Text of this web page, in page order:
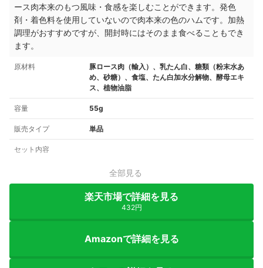
ース肉本来のもつ風味・食感を楽しむことができます。 発色
剤・着色料を使用していないので肉本来の色のハムです。加熱
調理がおすすめですが、 開封時にはそのまま食べることもでき
ます。
原材料
豚ロース肉（輸入）、乳たん白、糖類（粉末水あ
め、砂糖）、食塩、たん白加水分解物、酵母エキ
ス、植物油脂
容量 55g
販売タイプ 単品
セット内容
全部見る
楽天市場で詳細を見る
432円
Amazonで詳細を見る